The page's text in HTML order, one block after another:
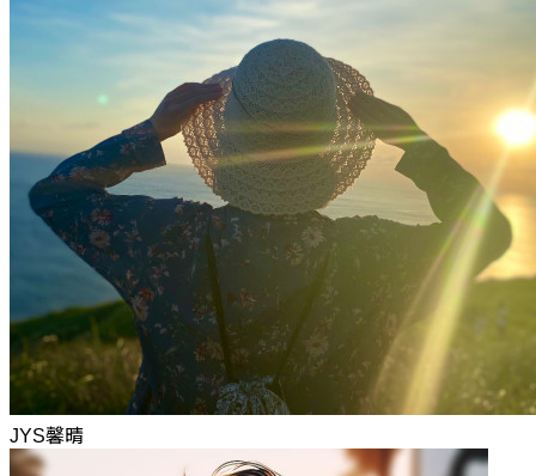
JYS馨晴